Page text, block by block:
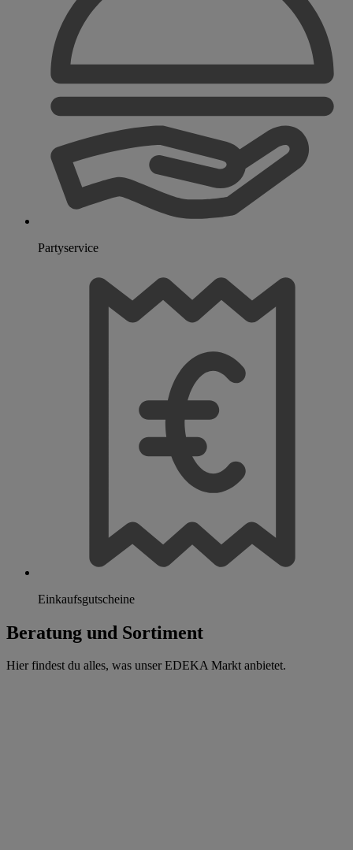
Partyservice
Einkaufsgutscheine
Beratung und Sortiment
Hier findest du alles, was unser EDEKA Markt anbietet.